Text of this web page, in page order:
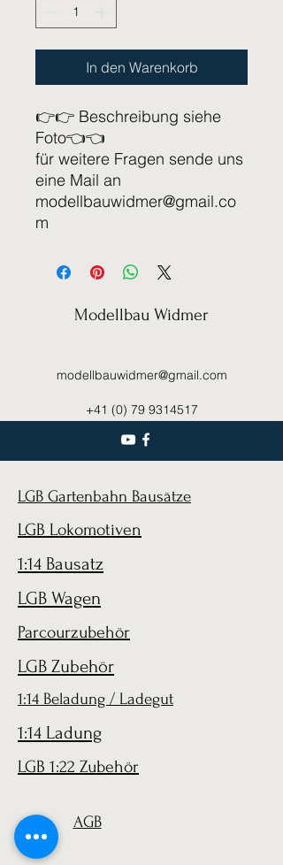
In den Warenkorb
👉👉 Beschreibung siehe
Foto👈👈
für weitere Fragen sende uns
eine Mail an
modellbauwidmer@gmail.co
m
Modellbau Widmer
modellbauwidmer@gmail.com
+41 (0) 79 9314517
LGB Gartenbahn Bausätze
LGB Lokomotiven
1:14 Bausatz
LGB Wagen
Parcourzubehör
LGB Zubehör
1:14 Beladung / Ladegut
1:14 Ladung
LGB 1:22 Zubehör
AGB